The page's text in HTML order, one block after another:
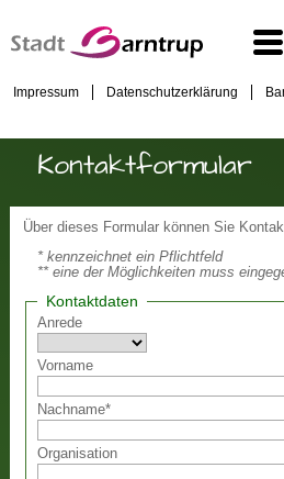
Impressum Datenschutzerklärung
Kontaktformular
Über dieses Formular können Sie
* kennzeichnet ein Pflichtfeld
** eine der Möglichkeiten muss
Kontaktdaten
Anrede
Vorname
Nachname*
Organisation